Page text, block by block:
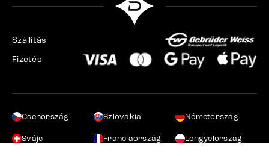
Szállítás
Fizetés
Csehország Szlovákia Németország
Svájc Franciaország Lengyelország